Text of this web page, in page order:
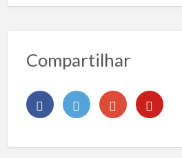
Compartilhar